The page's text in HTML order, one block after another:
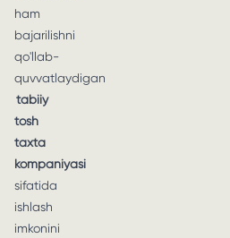
ham
bajarilishni
qo'llab-
quvvatlaydigan
tabiiy
tosh
taxta
kompaniyasi
sifatida
ishlash
imkonini